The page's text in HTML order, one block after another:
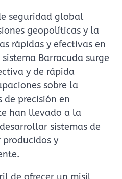
seguridad global
geopolíticas y la
rápidas y efectivas en
Barracuda surge
y de rápida
sobre la
de precisión en
han llevado a la
sistemas de
producidos y